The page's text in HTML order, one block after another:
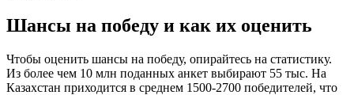
Шансы на победу и как их оценить
Чтобы оценить шансы на победу, опирайтесь на статистику.
Из более чем 10 млн поданных анкет выбирают 55 тыс. На
Казахстан приходится в среднем 1500-2700 победителей, что